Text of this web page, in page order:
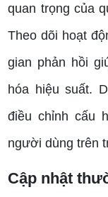
quan trọng của
Theo dõi hoạt
gian phản hồi
hóa hiệu suất.
điều chỉnh cấu
người dùng trên
Cập nhật